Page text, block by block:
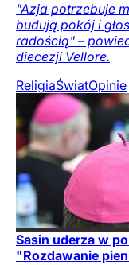
"Azja potrzebuje
budują pokój i
radością" –
diecezji Vellore.
ReligiaŚwiatOpinie
Sasin uderza w
"Rozdawanie